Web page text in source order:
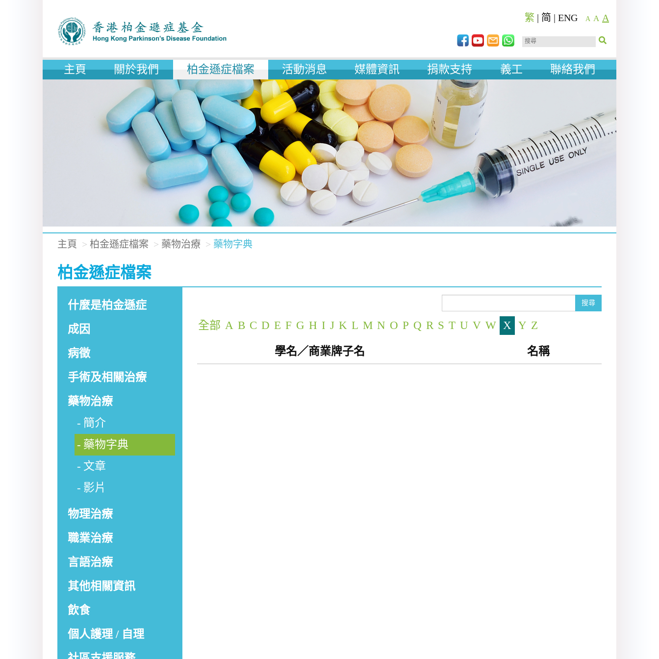
繁 | 简 | ENG A A A
主頁 關於我們 柏金遜症檔案 活動消息 媒體資訊 捐款支持 義工 聯絡我們
主頁 柏金遜症檔案 藥物治療 藥物字典
柏金遜症檔案
什麼是柏金遜症
成因
病徵
手術及相關治療
藥物治療
簡介
藥物字典
文章
影片
物理治療
職業治療
言語治療
其他相關資訊
飲食
個人護理 / 自理
搜尋
全部 A B C D E F G H I J K L M N O P Q R S T U V W X Y Z
學名／商業牌子名 名稱